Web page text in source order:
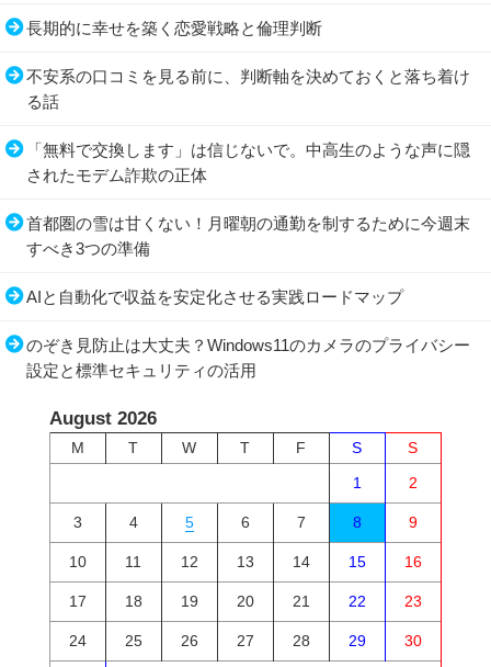
長期的に幸せを築く恋愛戦略と倫理判断
不安系の口コミを見る前に、判断軸を決めておくと落ち着け
る話
「無料で交換します」は信じないで。中高生のような声に隠
されたモデム詐欺の正体
首都圏の雪は甘くない！月曜朝の通勤を制するために今週末
すべき3つの準備
AIと自動化で収益を安定化させる実践ロードマップ
のぞき見防止は大丈夫？Windows11のカメラのプライバシー
設定と標準セキュリティの活用
August 2026
M T W T F S
S
1
2
3 4 5 6 7 8 9
10 11 12 13 14 15 16
17 18 19 20 21 22 23
24 25 26 27 28 29 30